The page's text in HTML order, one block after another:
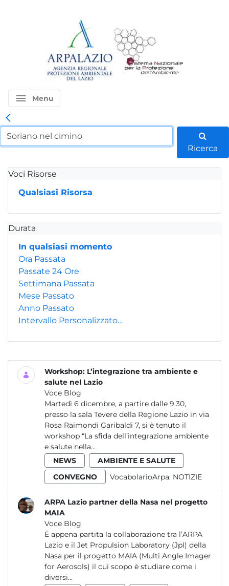
menu Menu
Ricerca
Voci Risorse
Qualsiasi Risorsa
Durata
In qualsiasi momento
Ora Passata
Passate 24 Ore
Settimana Passata
Mese Passato
Anno Passato
Intervallo Personalizzato…
Workshop: L’integrazione tra ambiente e
salute nel Lazio
Voce Blog
Martedì 6 dicembre, a partire dalle 9.30,
presso la sala Tevere della Regione Lazio in via
Rosa Raimondi Garibaldi 7, si è tenuto il
workshop “La sfida dell’integrazione ambiente
e salute nella...
NEWS
AMBIENTE E SALUTE
CONVEGNO
VocabolarioArpa: NOTIZIE
ARPA Lazio partner della Nasa nel progetto
MAIA
Voce Blog
È appena partita la collaborazione tra l’ARPA
Lazio e il Jet Propulsion Laboratory (Jpl) della
Nasa per il progetto MAIA (Multi Angle Imager
for Aerosols) il cui scopo è studiare come i
diversi...